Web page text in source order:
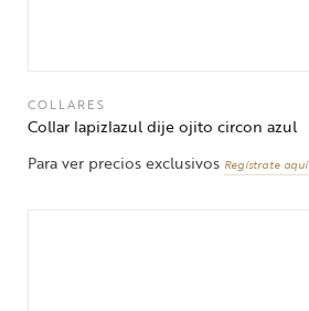
COLLARES
Collar lapizlazul dije ojito circon azul
Para ver precios exclusivos Regístrate aquí